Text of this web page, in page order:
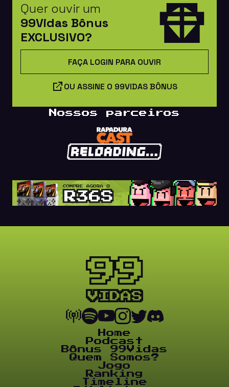
Quer ouvir um
99Vidas Bônus
EXCLUSIVO?
FAÇA LOGIN PARA OUVIR
OU ASSINE O 99VIDAS BÔNUS
Nossos parceiros
Home
Podcast
Bônus 99Vidas
Quem Somos?
Jogo
Ranking
Timeline